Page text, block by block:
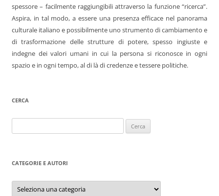
spessore – facilmente raggiungibili attraverso la funzione “ricerca”.
Aspira, in tal modo, a essere una presenza efficace nel panorama
culturale italiano e possibilmente uno strumento di cambiamento e
di trasformazione delle strutture di potere, spesso ingiuste e
indegne dei valori umani in cui la persona si riconosce in ogni
spazio e in ogni tempo, al di là di credenze e tessere politiche.
CERCA
per:
CATEGORIE E AUTORI
Categorie